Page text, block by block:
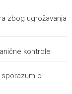
8 August 2026
Memčić se već
and
zbog ugrožavanja
kontrole
sporazum o